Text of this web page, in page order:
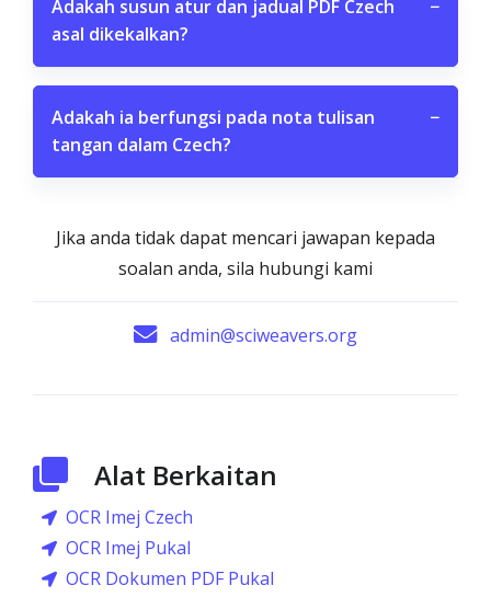
Adakah susun atur dan jadual PDF Czech
asal dikekalkan?
−
Adakah ia berfungsi pada nota tulisan
tangan dalam Czech?
−
Jika anda tidak dapat mencari jawapan kepada
soalan anda, sila hubungi kami
admin@sciweavers.org
Alat Berkaitan
OCR Imej Czech
OCR Imej Pukal
OCR Dokumen PDF Pukal